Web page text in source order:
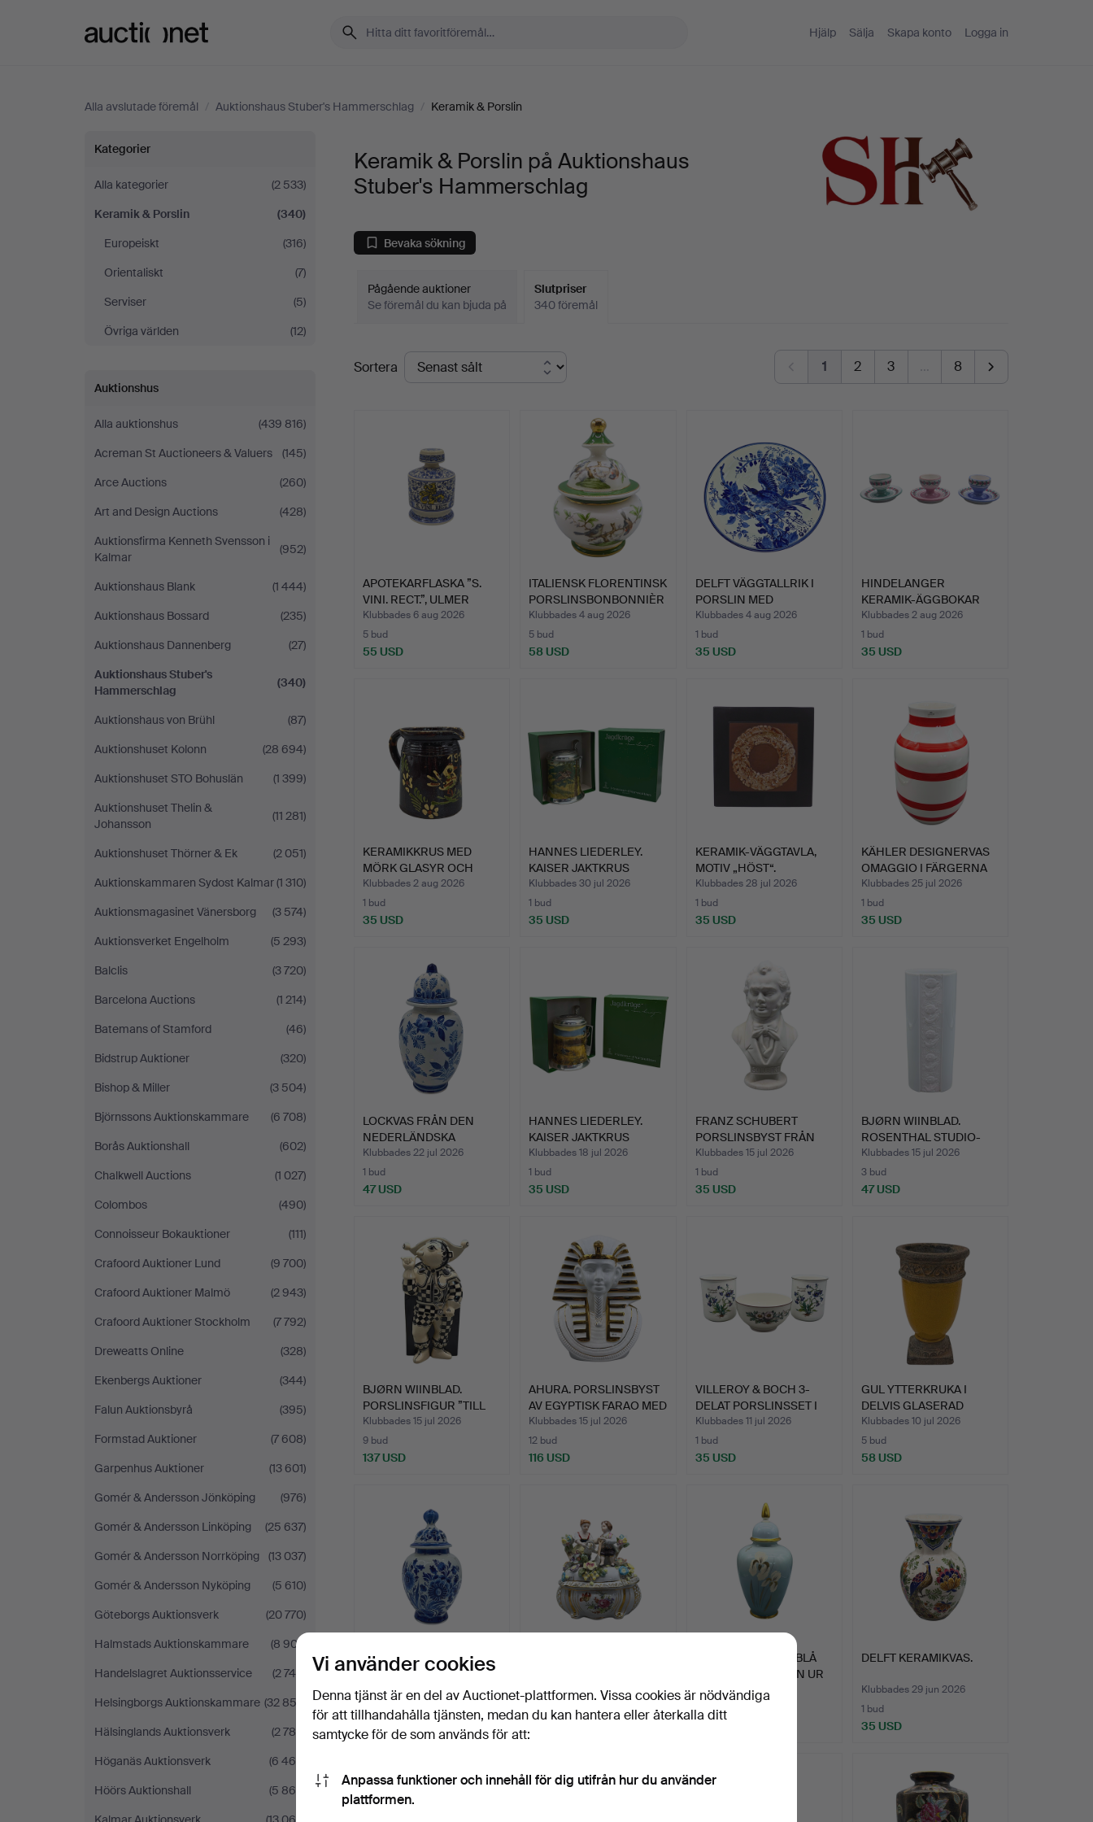
Hjälp Sälja Skapa konto Logga in
Alla avslutade föremål / Auktionshaus Stuber's Hammerschlag / Keramik & Porslin
Keramik
&
Porslin
på
Auktionshaus
Stuber's
Hammerschlag
Kategorier
Alla kategorier
(2 533)
Keramik & Porslin
(340)
Europeiskt
(316)
Orientaliskt
(7)
Serviser
(5)
Övriga världen
(12)
Auktionshus
Alla auktionshus
(439 816)
Acreman St Auctioneers & Valuers
(145)
Arce Auctions
(260)
Art and Design Auctions
(428)
Auktionsfirma Kenneth Svensson i
Kalmar
(952)
Auktionshaus Blank
(1 444)
Auktionshaus Bossard
(235)
Auktionshaus Dannenberg
(27)
Auktionshaus Stuber's
Hammerschlag
(340)
Auktionshaus von Brühl
(87)
Auktionshuset Kolonn
(28 694)
Auktionshuset STO Bohuslän
(1 399)
Auktionshuset Thelin &
Johansson
(11 281)
Auktionshuset Thörner & Ek
(2 051)
Auktionskammaren Sydost Kalmar(1 310)
Auktionsmagasinet Vänersborg
(3 574)
Auktionsverket Engelholm
(5 293)
Balclis
(3 720)
Barcelona Auctions
(1 214)
Batemans of Stamford
(46)
Bidstrup Auktioner
(320)
Bishop & Miller
(3 504)
Björnssons Auktionskammare
(6 708)
Borås Auktionshall
(602)
Chalkwell Auctions
(1 027)
Colombos
(490)
Connoisseur Bokauktioner
(111)
Crafoord Auktioner Lund
(9 700)
Crafoord Auktioner Malmö
(2 943)
Crafoord Auktioner Stockholm
(7 792)
Dreweatts Online
(328)
Ekenbergs Auktioner
(344)
Falun Auktionsbyrå
(395)
Formstad Auktioner
(7 608)
Garpenhus Auktioner
(13 601)
Gomér & Andersson Jönköping
(976)
Gomér & Andersson Linköping
(25 637)
Gomér & Andersson Norrköping
(13 037)
Gomér & Andersson Nyköping
(5 610)
Göteborgs Auktionsverk
(20 770)
Halmstads Auktionskammare
(8 907)
Handelslagret Auktionsservice
(2 740)
Helsingborgs Auktionskammare (32 852)
Hälsinglands Auktionsverk
(2 788)
Höganäs Auktionsverk
(6 465)
Höörs Auktionshall
(5 865)
Keramik & Porslin på Auktionshaus
Stuber's Hammerschlag
Bevaka sökning
Pågående auktioner
Se föremål du kan bjuda på
Slutpriser
340 föremål
Slutpriser
Sortera 1 2 3 … 8
APOTEKARFLASKA ”S.
VINI. RECT.”, ULMER
KER…
Klubbades 6 aug 2026
5 bud
55 USD
ITALIENSK FLORENTINSK
PORSLINSBONBONNIÈR
E …
Klubbades 4 aug 2026
5 bud
58 USD
DELFT VÄGGTALLRIK I
PORSLIN MED
HANDMÅLAT …
Klubbades 4 aug 2026
1 bud
35 USD
HINDELANGER
KERAMIK-ÄGGBOKAR
MED FAT (3-DE…
Klubbades 2 aug 2026
1 bud
35 USD
KERAMIKKRUS MED
MÖRK GLASYR OCH
FÅGELDEKOR…
Klubbades 2 aug 2026
1 bud
35 USD
HANNES LIEDERLEY.
KAISER JAKTKRUS
„FRÜHLIN…
Klubbades 30 jul 2026
1 bud
35 USD
KERAMIK-VÄGGTAVLA,
MOTIV „HÖST“.
Klubbades 28 jul 2026
1 bud
35 USD
KÄHLER DESIGNERVAS
OMAGGIO I FÄRGERNA
VITT…
Klubbades 25 jul 2026
1 bud
35 USD
LOCKVAS FRÅN DEN
NEDERLÄNDSKA
KERAMIKMANUF…
Klubbades 22 jul 2026
1 bud
47 USD
HANNES LIEDERLEY.
KAISER JAKTKRUS
„KAMPF D…
Klubbades 18 jul 2026
1 bud
35 USD
FRANZ SCHUBERT
PORSLINSBYST FRÅN
WAGNER & …
Klubbades 15 jul 2026
1 bud
35 USD
BJØRN WIINBLAD.
ROSENTHAL STUDIO-
LINIE POR…
Klubbades 15 jul 2026
3 bud
47 USD
BJØRN WIINBLAD.
PORSLINSFIGUR ”TILL
EULENS…
Klubbades 15 jul 2026
9 bud
137 USD
AHURA. PORSLINSBYST
AV EGYPTISK FARAO MED
…
Klubbades 15 jul 2026
12 bud
116 USD
VILLEROY & BOCH 3-
DELAT PORSLINSSET I
SERI…
Klubbades 11 jul 2026
1 bud
35 USD
GUL YTTERKRUKA I
DELVIS GLASERAD
TERRAKOTT…
Klubbades 10 jul 2026
5 bud
58 USD
HOLLÄNDSK DELFT
LOCKVAS I PORSLIN.
Klubbades 10 jul 2026
1 bud
35 USD
…Klubbades 4 jul 2026
3 bud
ALKA KUNST LJUSBLÅ
LOCKVAS I PORSLIN UR
SE…
Klubbades 4 jul 2026
1 bud
DELFT KERAMIKVAS.
Klubbades 29 jun 2026
1 bud
35 USD
Vi använder cookies
Denna tjänst är en del av Auctionet-plattformen. Vissa cookies är nödvändiga
för att tillhandahålla tjänsten, medan du kan hantera eller återkalla ditt
samtycke för de som används för att:
Anpassa funktioner och innehåll för dig utifrån hur du använder
plattformen.